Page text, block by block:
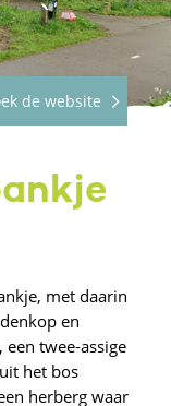
de website
met daarin
en
twee-assige
het bos
herberg waar